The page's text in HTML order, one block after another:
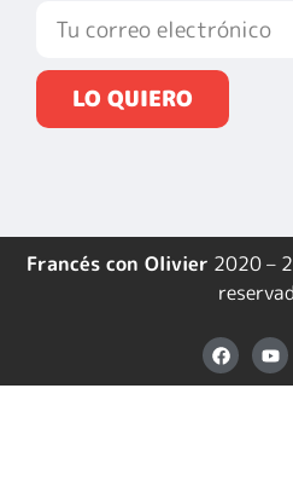
LO QUIERO
Francés con Olivier 2020 –